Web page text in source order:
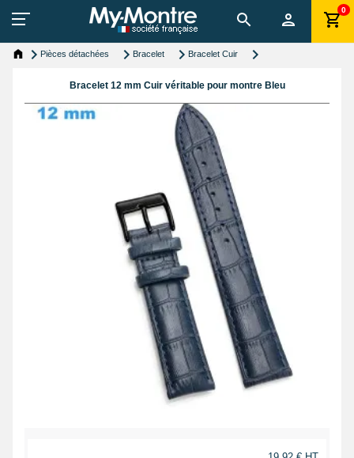
0
Pièces détachées Bracelet Bracelet Cuir
Bracelet 12 mm Cuir véritable pour montre Bleu